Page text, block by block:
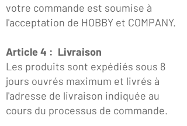
votre commande est soumise à
l'acceptation de HOBBY et COMPANY.
Article 4 : Livraison
Les produits sont expédiés sous 8
jours ouvrés maximum et livrés à
l'adresse de livraison indiquée au
cours du processus de commande.